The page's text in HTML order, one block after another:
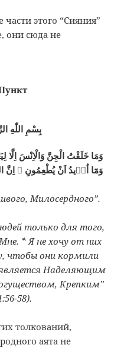
этого “Сияния”
они сюда не
بِسْمِ اللّٰهِ
وَمَا خَلَقْتُ الْجِنَّ وَالْاِنْسَ اِلَّا
وَمَٓا اُرٖيدُ اَنْ يُطْعِمُونِ ۞ اِنَّ
Милосердного”.
только для того,
* Я не хочу от них
чтобы они кормили
Наделяющим
Крепким”
58).
толкований,
аята не